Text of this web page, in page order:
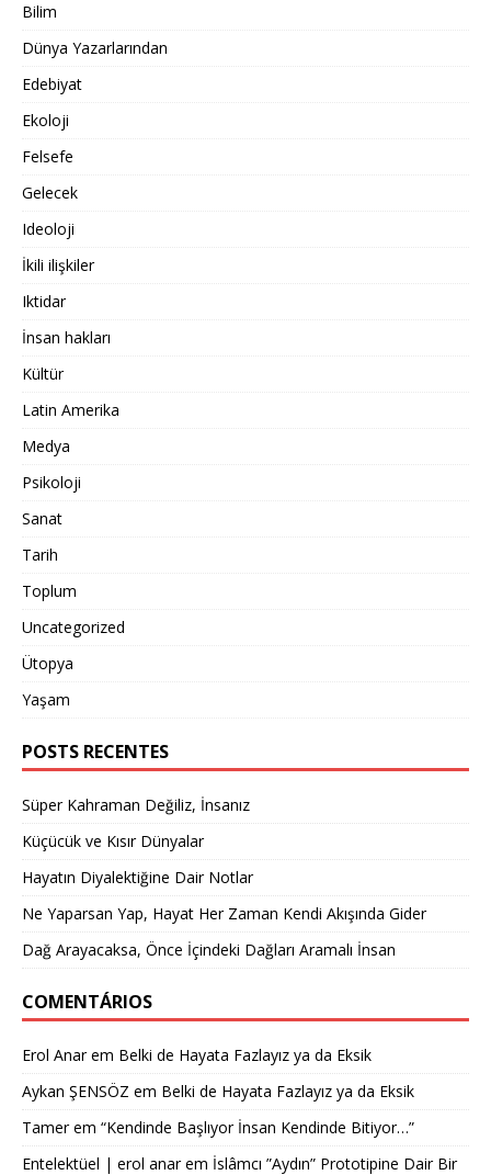
Bilim
Dünya Yazarlarından
Edebiyat
Ekoloji
Felsefe
Gelecek
Ideoloji
İkili ilişkiler
Iktidar
İnsan hakları
Kültür
Latin Amerika
Medya
Psikoloji
Sanat
Tarih
Toplum
Uncategorized
Ütopya
Yaşam
POSTS RECENTES
Süper Kahraman Değiliz, İnsanız
Küçücük ve Kısır Dünyalar
Hayatın Diyalektiğine Dair Notlar
Ne Yaparsan Yap, Hayat Her Zaman Kendi Akışında Gider
Dağ Arayacaksa, Önce İçindeki Dağları Aramalı İnsan
COMENTÁRIOS
Erol Anarem Belki de Hayata Fazlayız ya da Eksik
Aykan ŞENSÖZ em Belki de Hayata Fazlayız ya da Eksik
Tamerem “Kendinde Başlıyor İnsan Kendinde Bitiyor…”
Entelektüel | erol anarem İslâmcı ”Aydın” Prototipine Dair Bir